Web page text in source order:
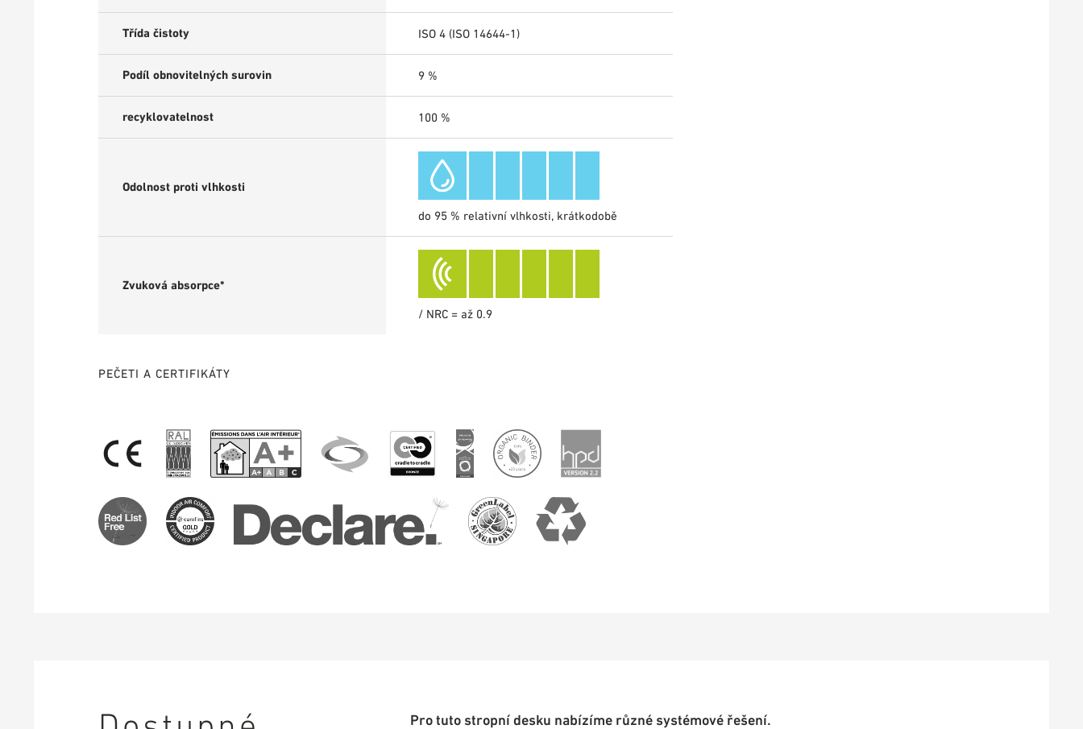
Třída čistoty ISO 4 (ISO 14644-1)
Podíl obnovitelných surovin 9 %
recyklovatelnost 100 %
Odolnost proti vlhkosti
do 95 % relativní vlhkosti, krátkodobě
Zvuková absorpce*
/ NRC = až 0.9
PEČETI A CERTIFIKÁTY
Pro tuto stropní desku nabízíme různé systémové řešení.